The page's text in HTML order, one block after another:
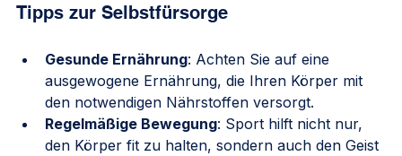
Tipps zur Selbstfürsorge
Gesunde Ernährung: Achten Sie auf eine
ausgewogene Ernährung, die Ihren Körper mit
den notwendigen Nährstoffen versorgt.
Regelmäßige Bewegung: Sport hilft nicht nur,
den Körper fit zu halten, sondern auch den Geist